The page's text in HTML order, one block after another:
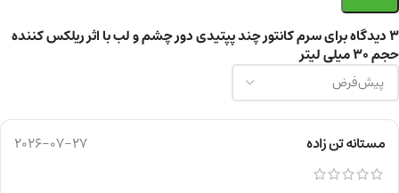
3 دیدگاه برای سرم کانتور چند پپتیدی دور چشم و لب با اثر ریلکس کننده
حجم ۳۰ میلی لیتر
مستانه تن زاده 2026-07-27